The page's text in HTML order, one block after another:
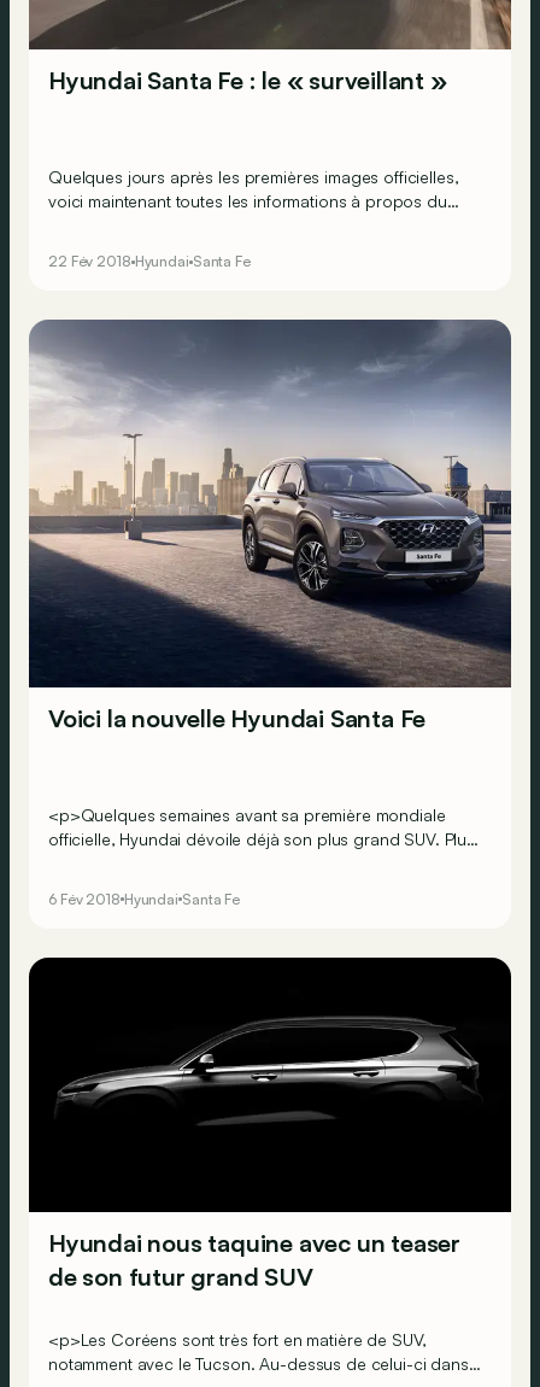
Hyundai Santa Fe : le « surveillant »
Quelques jours après les premières images officielles,
voici maintenant toutes les informations à propos du
22 Fév 2018 Hyundai Santa Fe
Voici la nouvelle Hyundai Santa Fe
<p>Quelques semaines avant sa première mondiale
officielle, Hyundai dévoile déjà son plus grand SUV. Plus
6 Fév 2018 Hyundai Santa Fe
Hyundai nous taquine avec un teaser
de son futur grand SUV
<p>Les Coréens sont très fort en matière de SUV,
notamment avec le Tucson. Au-dessus de celui-ci dans